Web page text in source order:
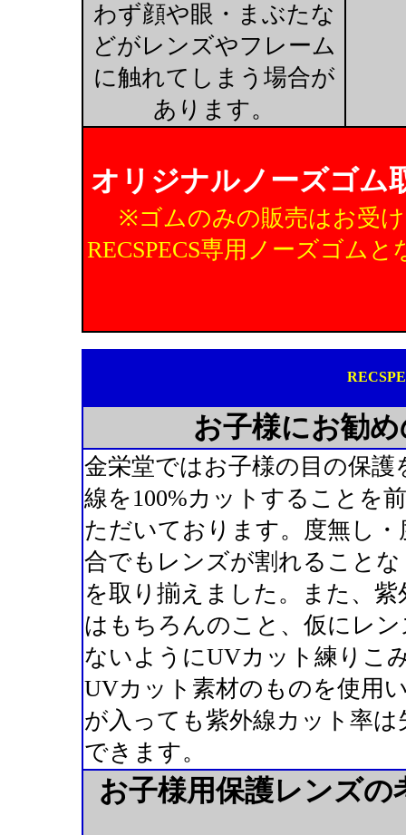
わず顔や眼・まぶたな
どがレンズやフレーム
に触れてしまう場合が
あります。
オリジナルノーズゴム
※ゴムのみの販売はお受
RECSPECS専用ノーズゴム
お子様にお勧
金栄堂ではお子様の目の保
線を100%カットすることを
ただいております。度無し
合でもレンズが割れること
を取り揃えました。また、
はもちろんのこと、仮にレ
ないようにUVカット練りこ
UVカット素材のものを使用
が入っても紫外線カット率
できます。
お子様用保護レンズの